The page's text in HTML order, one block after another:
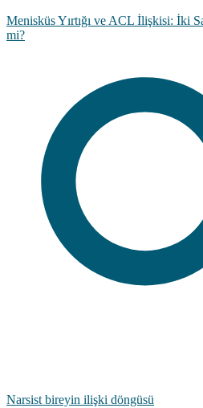
Menisküs Yırtığı ve ACL İlişkisi: İki
mi?
Narsist bireyin ilişki döngüsü